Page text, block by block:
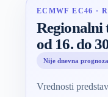
ECMWF EC46 ·
Regionalni
od 16. do
Nije dnevna prognoza
Vrednosti